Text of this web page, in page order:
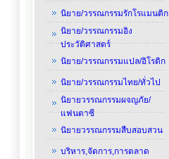
นิยาย/วรรณกรรมรักโรแมนติก
นิยาย/วรรณกรรมอิง
ประวัติศาสตร์
นิยาย/วรรณกรรมแปล/อิโรติก
นิยาย/วรรณกรรมไทย/ทั่วไป
นิยายวรรณกรรมผจญภัย/
แฟนตาซี
นิยายวรรณกรรมสืบสอบสวน
บริหาร,จัดการ,การตลาด